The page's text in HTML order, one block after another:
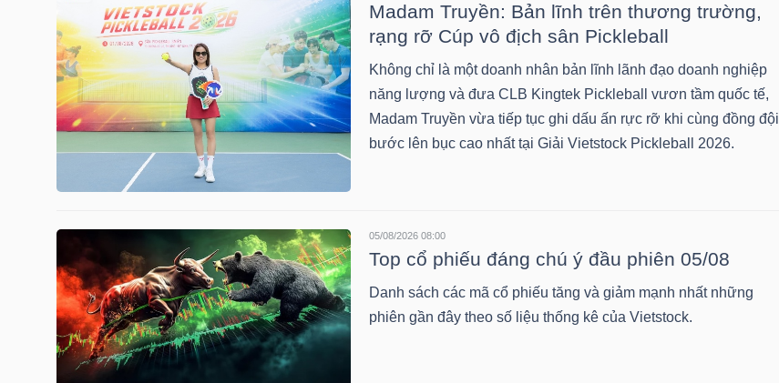
Madam Truyền: Bản lĩnh trên thương trường,
rạng rỡ Cúp vô địch sân Pickleball
Không chỉ là một doanh nhân bản lĩnh lãnh đạo doanh nghiệp
năng lượng và đưa CLB Kingtek Pickleball vươn tầm quốc tế,
Madam Truyền vừa tiếp tục ghi dấu ấn rực rỡ khi cùng đồng đội
bước lên bục cao nhất tại Giải Vietstock Pickleball 2026.
05/08/2026 08:00
Top cổ phiếu đáng chú ý đầu phiên 05/08
Danh sách các mã cổ phiếu tăng và giảm mạnh nhất những
phiên gần đây theo số liệu thống kê của Vietstock.
NGÀNH
PHIẾU